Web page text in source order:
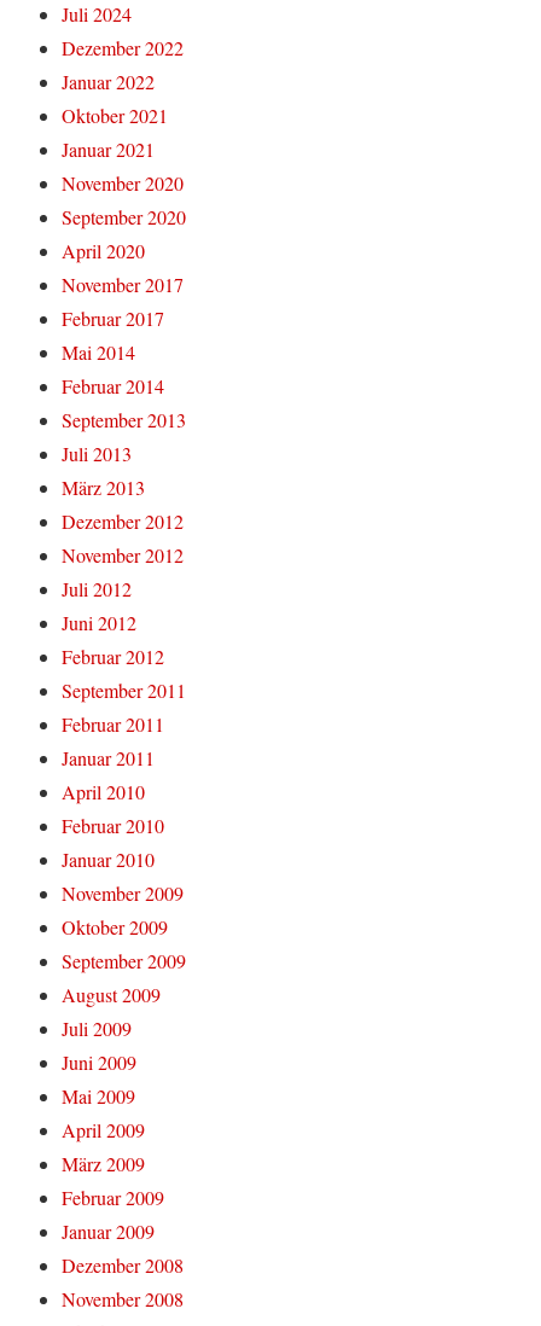
Juli 2024
Dezember 2022
Januar 2022
Oktober 2021
Januar 2021
November 2020
September 2020
April 2020
November 2017
Februar 2017
Mai 2014
Februar 2014
September 2013
Juli 2013
März 2013
Dezember 2012
November 2012
Juli 2012
Juni 2012
Februar 2012
September 2011
Februar 2011
Januar 2011
April 2010
Februar 2010
Januar 2010
November 2009
Oktober 2009
September 2009
August 2009
Juli 2009
Juni 2009
Mai 2009
April 2009
März 2009
Februar 2009
Januar 2009
Dezember 2008
November 2008